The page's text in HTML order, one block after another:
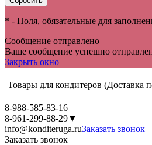
* - Поля, обязательные для
Сообщение отправлено
Ваше сообщение успешно
Закрыть окно
Товары для кондитеров (Доставка
8-988-585-83-16
8-961-299-88-29▼
info@konditeruga.ruЗаказать звонок
Заказать звонок